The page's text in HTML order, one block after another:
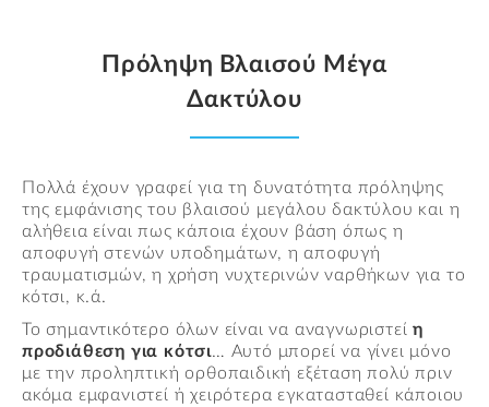
Πρόληψη Βλαισού Μέγα
Δακτύλου
Πολλά έχουν γραφεί για τη δυνατότητα πρόληψης
της εμφάνισης του βλαισού μεγάλου δακτύλου και η
αλήθεια είναι πως κάποια έχουν βάση όπως η
αποφυγή στενών υποδημάτων, η αποφυγή
τραυματισμών, η χρήση νυχτερινών ναρθήκων για το
κότσι, κ.ά.
Το σημαντικότερο όλων είναι να αναγνωριστείη
προδιάθεση για κότσι… Αυτό μπορεί να γίνει μόνο
με την προληπτική ορθοπαιδική εξέταση πολύ πριν
ακόμα εμφανιστεί ή χειρότερα εγκατασταθεί κάποιου